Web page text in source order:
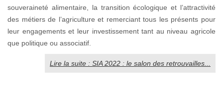
souveraineté alimentaire, la transition écologique et l’attractivité
des métiers de l’agriculture et remerciant tous les présents pour
leur engagements et leur investissement tant au niveau agricole
que politique ou associatif.
Lire la suite : SIA 2022 : le salon des retrouvailles...